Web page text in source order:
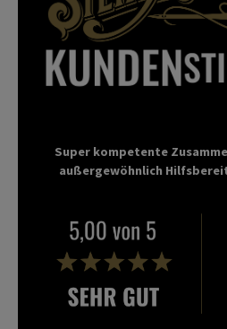
Super kompetente
außergewöhnlich